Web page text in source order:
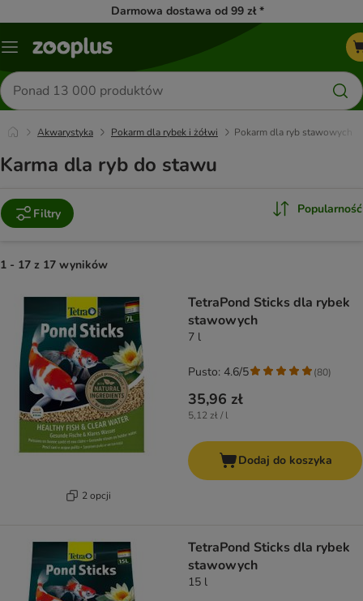
Darmowa dostawa od 99 zł *
Menu
Szukaj
produktów
Akwarystyka Pokarm dla rybek i żółwi Pokarm dla ryb stawowych
Karma dla ryb do stawu
Filtry Popularność
1 - 17 z 17 wyników
2 opcji
TetraPond Sticks dla rybek
stawowych
7 l
35,96 zł
5,12 zł / l
Pusto: 4.6/5 (80)
Dodaj do koszyka
TetraPond Sticks dla rybek
stawowych
15 l